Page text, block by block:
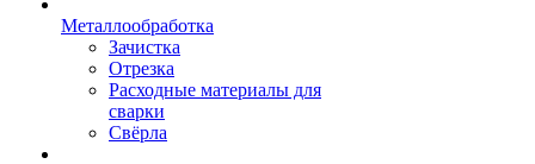
Металлообработка
Зачистка
Отрезка
Расходные материалы для
сварки
Свёрла